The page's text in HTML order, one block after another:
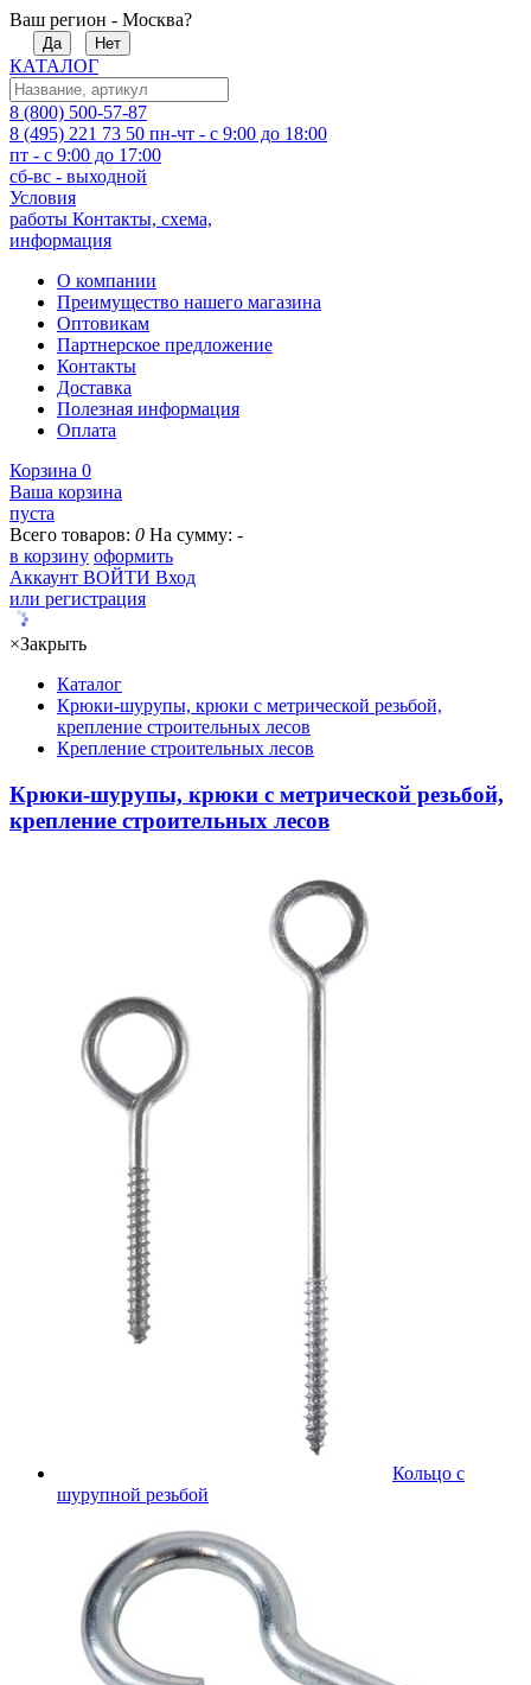
Ваш регион - Москва?
Да Нет
КАТАЛОГ
8 (800) 500-57-87
8 (495) 221 73 50 пн-чт - с 9:00 до 18:00
пт - с 9:00 до 17:00
сб-вс - выходной
Условия
работы Контакты, схема,
информация
О компании
Преимущество нашего магазина
Оптовикам
Партнерское предложение
Контакты
Доставка
Полезная информация
Оплата
Корзина 0
Ваша корзина
пуста
Всего товаров: 0 На сумму: -
в корзину оформить
Аккаунт ВОЙТИ Вход
или регистрация
×Закрыть
Каталог
Крюки-шурупы, крюки с метрической резьбой,
крепление строительных лесов
Крепление строительных лесов
Крюки-шурупы, крюки с метрической резьбой,
крепление строительных лесов
Кольцо с
шурупной резьбой